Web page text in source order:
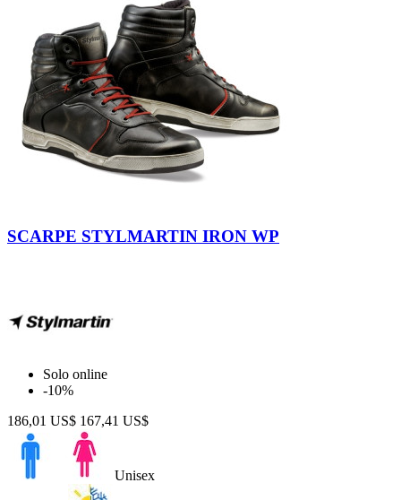
SCARPE STYLMARTIN IRON WP
Solo online
-10%
186,01 US$ 167,41 US$
Unisex